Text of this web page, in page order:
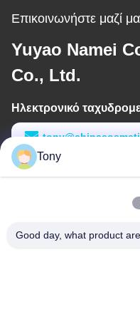
Επικοινωνήστε μαζί
Yuyao Namei
Co., Ltd.
Ηλεκτρονικό
Εργασιακό χρόνο
Tony
Good day, what product